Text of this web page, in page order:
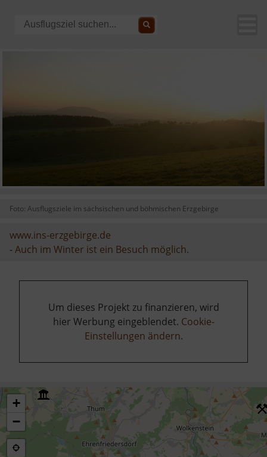
Foto: Ausflugsziele im sächsischen und böhmischen Erzgebirge
www.ins-erzgebirge.de
-Auch im Winter ist ein Besuch möglich.
Um dieses Projekt zu finanzieren, wird
hier Werbung eingeblendet. Cookie-
Einstellungen ändern.
+
−